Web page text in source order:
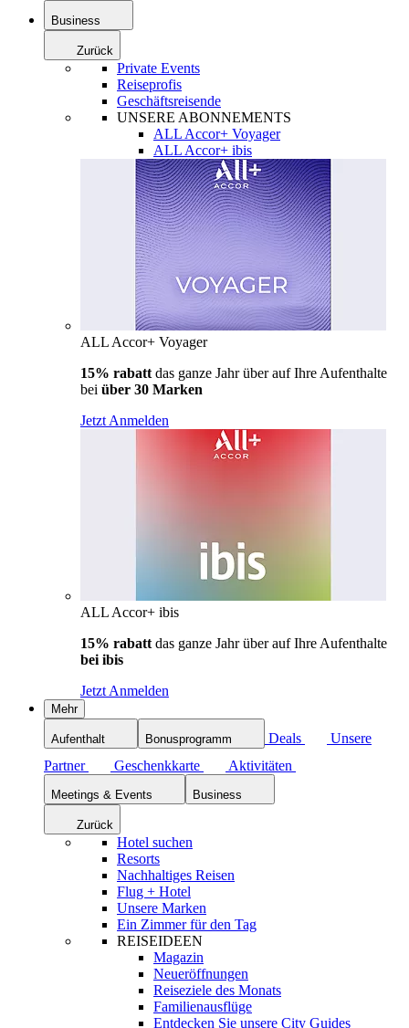
Business
Zurück
Private Events
Reiseprofis
Geschäftsreisende
UNSERE ABONNEMENTS
ALL Accor+ Voyager
ALL Accor+ ibis
ALL Accor+ Voyager
15% rabatt das ganze Jahr über auf Ihre Aufenthalte
bei über 30 Marken
Jetzt Anmelden
ALL Accor+ ibis
15% rabatt das ganze Jahr über auf Ihre Aufenthalte
bei ibis
Jetzt Anmelden
Mehr
Aufenthalt Bonusprogramm Deals
Unsere
Partner
Geschenkkarte Aktivitäten
Meetings & Events Business
Zurück
Hotel suchen
Resorts
Nachhaltiges Reisen
Flug + Hotel
Unsere Marken
Ein Zimmer für den Tag
REISEIDEEN
Magazin
Neueröffnungen
Reiseziele des Monats
Familienausflüge
Entdecken Sie unsere City Guides